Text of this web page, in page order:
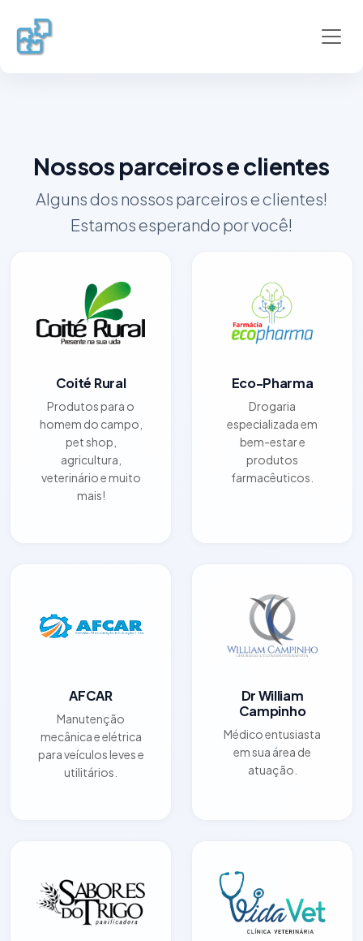
Nossos parceiros e clientes
Alguns dos nossos parceiros e clientes!
Estamos esperando por você!
Coité Rural
Produtos para o
homem do campo,
pet shop,
agricultura,
veterinário e muito
mais!
Eco-Pharma
Drogaria
especializada em
bem-estar e
produtos
farmacêuticos.
AFCAR
Manutenção
mecânica e elétrica
para veículos leves e
utilitários.
Dr William
Campinho
Médico entusiasta
em sua área de
atuação.